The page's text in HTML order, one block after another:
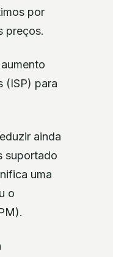
por
preços.
(ISP) para
ainda
suportado
uma
o